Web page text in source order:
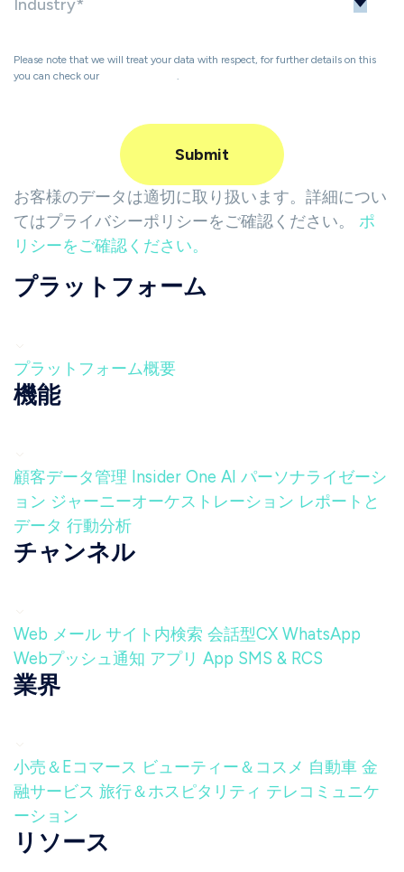
Please note that we will treat your data with respect, for further details on this
you can check our
お客様のデータは適切に取り扱います。詳細につい
てはプライバシーポリシーをご確認ください。 ポ
リシーをご確認ください。
プラットフォーム
プラットフォーム概要
機能
顧客データ管理 Insider One AI パーソナライゼーシ
ョン ジャーニーオーケストレーション レポートと
データ 行動分析
チャンネル
Web メール サイト内検索 会話型CX WhatsApp
Webプッシュ通知 アプリ App SMS & RCS
業界
小売＆Eコマース ビューティー＆コスメ 自動車 金
融サービス 旅行＆ホスピタリティ テレコミュニケ
ーション
リソース